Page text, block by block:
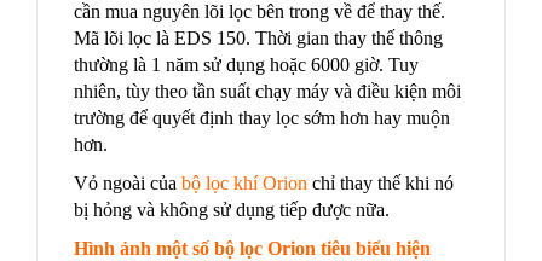
cần mua nguyên lõi lọc bên trong về để thay thế.
Mã lõi lọc là EDS 150. Thời gian thay thế thông
thường là 1 năm sử dụng hoặc 6000 giờ. Tuy
nhiên, tùy theo tần suất chạy máy và điều kiện môi
trường để quyết định thay lọc sớm hơn hay muộn
hơn.
Vỏ ngoài của bộ lọc khí Orion chỉ thay thế khi nó
bị hỏng và không sử dụng tiếp được nữa.
Hình ảnh một số bộ lọc Orion tiêu biểu hiện